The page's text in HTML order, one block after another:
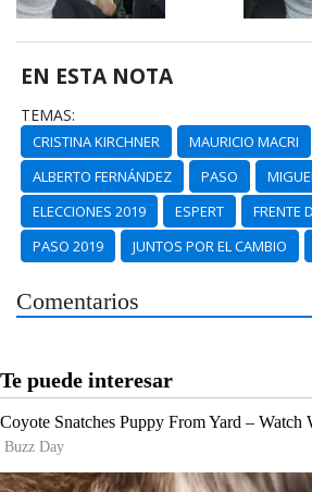
EN ESTA NOTA
TEMAS:
CRISTINA KIRCHNER
MAURICIO MACRI
ALBERTO FERNÁNDEZ
PASO
ELECCIONES 2019
ESPERT
FRENTE
PASO 2019
JUNTOS POR EL CAMBIO
Comentarios